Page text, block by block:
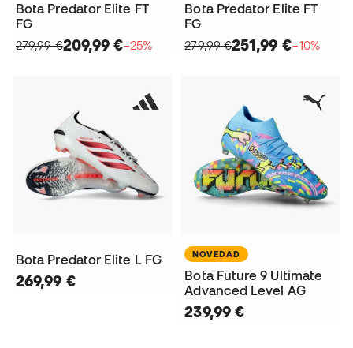
Bota Predator Elite FT
FG
279,99 €209,99 €−25%
Bota Predator Elite FT
FG
279,99 €251,99 €−10%
Bota Predator Elite L FG
269,99 €
NOVEDAD
Bota Future 9 Ultimate
Advanced Level AG
239,99 €